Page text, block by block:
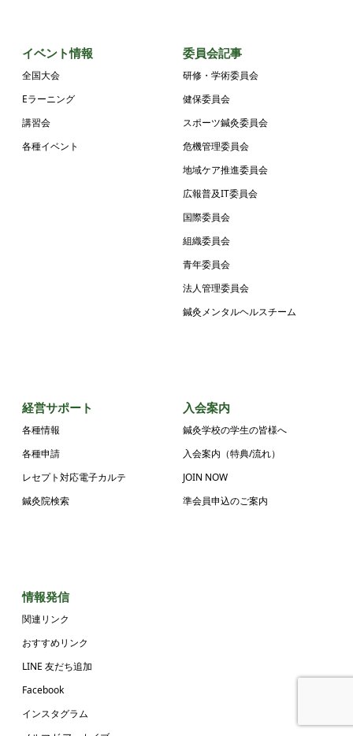
イベント情報
全国大会
Eラーニング
講習会
各種イベント
委員会記事
研修・学術委員会
健保委員会
スポーツ鍼灸委員会
危機管理委員会
地域ケア推進委員会
広報普及IT委員会
国際委員会
組織委員会
青年委員会
法人管理委員会
鍼灸メンタルヘルスチーム
経営サポート
各種情報
各種申請
レセプト対応電子カルテ
鍼灸院検索
入会案内
鍼灸学校の学生の皆様へ
入会案内（特典/流れ）
JOIN NOW
準会員申込のご案内
情報発信
関連リンク
おすすめリンク
LINE 友だち追加
Facebook
インスタグラム